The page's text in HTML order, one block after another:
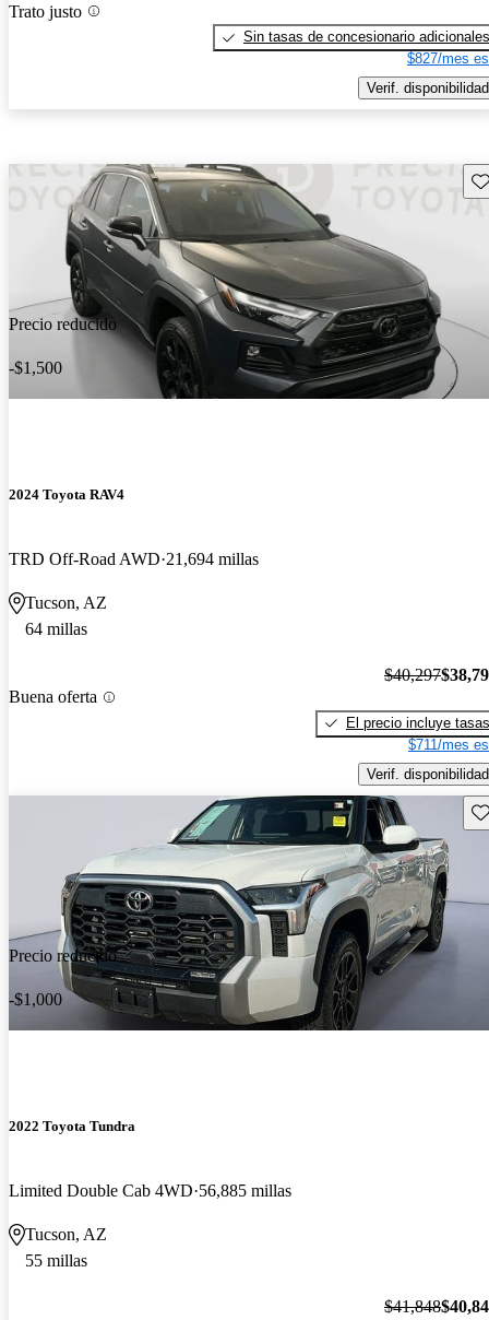
Trato justo
Sin tasas de concesionario adicionales
$827/mes
Verif. disponibilidad
Precio reducido
-$1,500
2024 Toyota RAV4
TRD Off-Road AWD 21,694 millas
Tucson, AZ
64 millas
Buena oferta
$40,297
El precio incluye tasas
$711/mes
Verif. disponibilidad
Precio reducido
-$1,000
2022 Toyota Tundra
Limited Double Cab 4WD 56,885 millas
Tucson, AZ
55 millas
$41,848